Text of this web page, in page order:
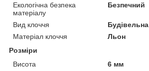
Екологічна безпека
матеріалу
Безпечний
Вид клоччя
Будівельна
Матеріал клоччя
Льон
Розміри
Висота
6 мм